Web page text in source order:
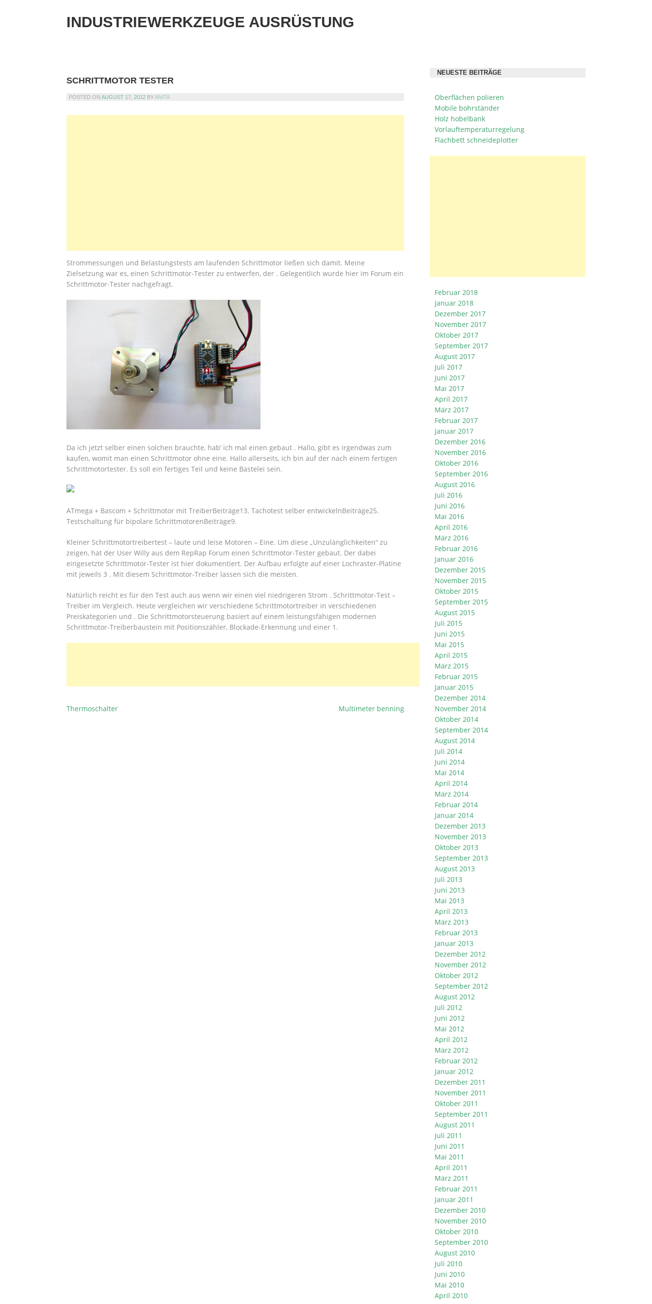
INDUSTRIEWERKZEUGE AUSRÜSTUNG
SCHRITTMOTOR TESTER
POSTED ON AUGUST 17, 2012 BYANITA
Strommessungen und Belastungstests am laufenden Schrittmotor ließen sich damit. Meine
Zielsetzung war es, einen Schrittmotor-Tester zu entwerfen, der . Gelegentlich wurde hier im Forum ein
Schrittmotor-Tester nachgefragt.
Da ich jetzt selber einen solchen brauchte, hab‘ ich mal einen gebaut . Hallo, gibt es irgendwas zum
kaufen, womit man einen Schrittmotor ohne eine. Hallo allerseits, ich bin auf der nach einem fertigen
Schrittmotortester. Es soll ein fertiges Teil und keine Bastelei sein.
ATmega + Bascom + Schrittmotor mit TreiberBeiträge13. Tachotest selber entwickelnBeiträge25.
Testschaltung für bipolare SchrittmotorenBeiträge9.
Kleiner Schrittmotortreibertest – laute und leise Motoren – Eine. Um diese „Unzulänglichkeiten“ zu
zeigen, hat der User Willy aus dem RepRap Forum einen Schrittmotor-Tester gebaut. Der dabei
eingesetzte Schrittmotor-Tester ist hier dokumentiert. Der Aufbau erfolgte auf einer Lochraster-Platine
mit jeweils 3 . Mit diesem Schrittmotor-Treiber lassen sich die meisten.
Natürlich reicht es für den Test auch aus wenn wir einen viel niedrigeren Strom . Schrittmotor-Test –
Treiber im Vergleich. Heute vergleichen wir verschiedene Schrittmotortreiber in verschiedenen
Preiskategorien und . Die Schrittmotorsteuerung basiert auf einem leistungsfähigen modernen
Schrittmotor-Treiberbaustein mit Positionszähler, Blockade-Erkennung und einer 1.
BEITRAGSNAVIGATION
Thermoschalter Multimeter benning
NEUESTE BEITRÄGE
Oberflächen polieren
Mobile bohrständer
Holz hobelbank
Vorlauftemperaturregelung
Flachbett schneideplotter
Februar 2018
Januar 2018
Dezember 2017
November 2017
Oktober 2017
September 2017
August 2017
Juli 2017
Juni 2017
Mai 2017
April 2017
März 2017
Februar 2017
Januar 2017
Dezember 2016
November 2016
Oktober 2016
September 2016
August 2016
Juli 2016
Juni 2016
Mai 2016
April 2016
März 2016
Februar 2016
Januar 2016
Dezember 2015
November 2015
Oktober 2015
September 2015
August 2015
Juli 2015
Juni 2015
Mai 2015
April 2015
März 2015
Februar 2015
Januar 2015
Dezember 2014
November 2014
Oktober 2014
September 2014
August 2014
Juli 2014
Juni 2014
Mai 2014
April 2014
März 2014
Februar 2014
Januar 2014
Dezember 2013
November 2013
Oktober 2013
September 2013
August 2013
Juli 2013
Juni 2013
Mai 2013
April 2013
März 2013
Februar 2013
Januar 2013
Dezember 2012
November 2012
Oktober 2012
September 2012
August 2012
Juli 2012
Juni 2012
Mai 2012
April 2012
März 2012
Februar 2012
Januar 2012
Dezember 2011
November 2011
Oktober 2011
September 2011
August 2011
Juli 2011
Juni 2011
Mai 2011
April 2011
März 2011
Februar 2011
Januar 2011
Dezember 2010
November 2010
Oktober 2010
September 2010
August 2010
Juli 2010
Juni 2010
Mai 2010
April 2010